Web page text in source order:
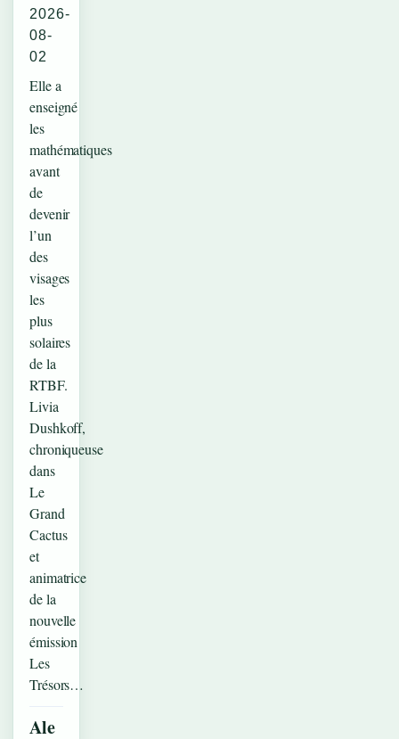
2026-
08-
02
Elle a
enseigné
les
mathématiques
avant
de
devenir
l’un
des
visages
les
plus
solaires
de la
RTBF.
Livia
Dushkoff,
chroniqueuse
dans
Le
Grand
Cactus
et
animatrice
de la
nouvelle
émission
Les
Trésors…
Ale